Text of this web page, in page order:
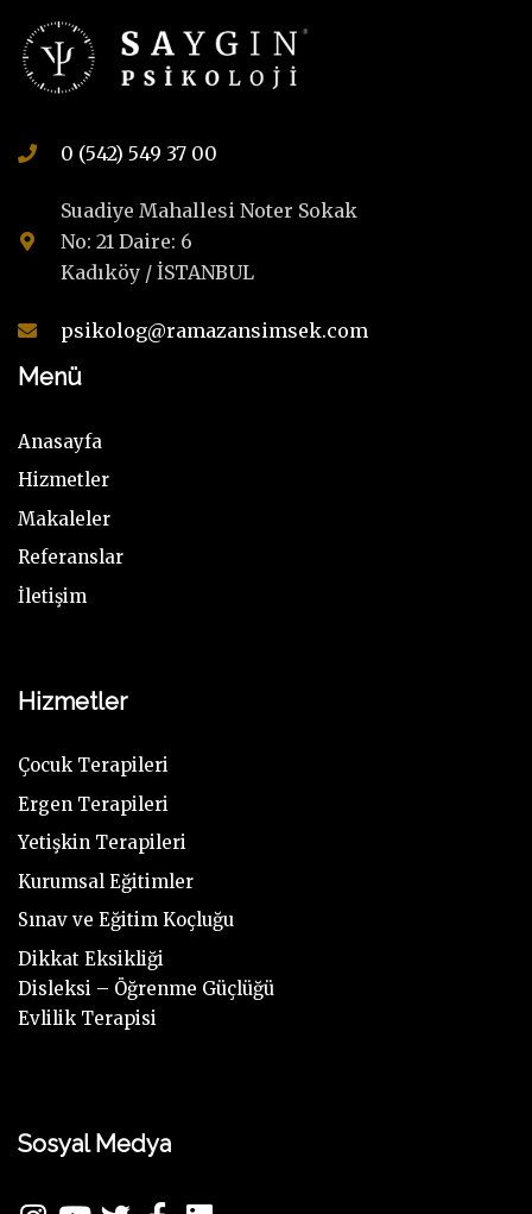
0 (542) 549 37 00
Suadiye Mahallesi Noter Sokak
No: 21 Daire: 6
Kadıköy / İSTANBUL
psikolog@ramazansimsek.com
Menü
Anasayfa
Hizmetler
Makaleler
Referanslar
İletişim
Hizmetler
Çocuk Terapileri
Ergen Terapileri
Yetişkin Terapileri
Kurumsal Eğitimler
Sınav ve Eğitim Koçluğu
Dikkat Eksikliği
Disleksi – Öğrenme Güçlüğü
Evlilik Terapisi
Sosyal Medya